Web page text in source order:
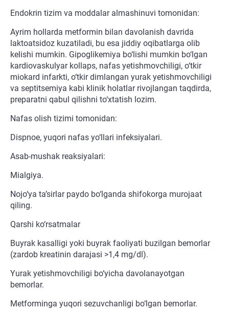
Endokrin tizim va moddalar almashinuvi tomonidan:
Ayrim hollarda metformin bilan davolanish davrida
laktoatsidoz kuzatiladi, bu esa jiddiy oqibatlarga olib
kelishi mumkin. Gipoglikemiya bo‘lishi mumkin bo‘lgan
kardiovaskulyar kollaps, nafas yetishmovchiligi, o‘tkir
miokard infarkti, o‘tkir dimlangan yurak yetishmovchiligi
va septitsemiya kabi klinik holatlar rivojlangan taqdirda,
preparatni qabul qilishni to‘xtatish lozim.
Nafas olish tizimi tomonidan:
Dispnoe, yuqori nafas yo‘llari infeksiyalari.
Asab-mushak reaksiyalari:
Mialgiya.
Nojo‘ya ta’sirlar paydo bo‘lganda shifokorga murojaat
qiling.
Qarshi ko‘rsatmalar
Buyrak kasalligi yoki buyrak faoliyati buzilgan bemorlar
(zardob kreatinin darajasi >1,4 mg/dl).
Yurak yetishmovchiligi bo‘yicha davolanayotgan
bemorlar.
Metforminga yuqori sezuvchanligi bo‘lgan bemorlar.